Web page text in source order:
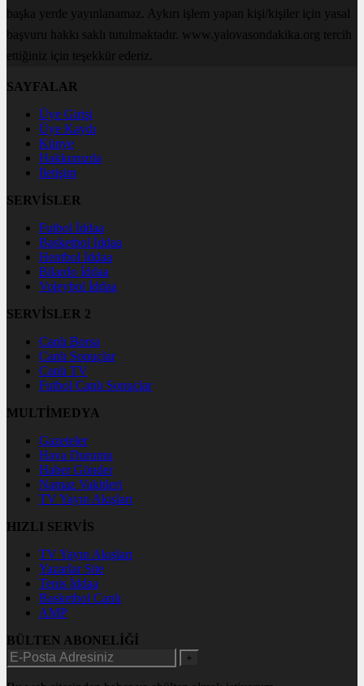
başka yerde yayınlanamaz. Aykırı işlem yapan kişi/kişiler için yasal
başvuru hakkı saklı tutulmaktadır. www.yalovasondakika.org tercih
ettiğiniz için teşekkür ederiz.
SAYFALAR
Üye Girişi
Üye Kaydı
Künye
Hakkımızda
İletişim
SERVİSLER
Futbol İddaa
Basketbol İddaa
Hentbol İddaa
Bilardo İddaa
Voleybol İddaa
SERVİSLER 2
Canlı Borsa
Canlı Sonuçlar
Canlı TV
Futbol Canlı Sonuçlar
MULTİMEDYA
Gazeteler
Hava Durumu
Haber Gönder
Namaz Vakitleri
TV Yayın Akışları
HIZLI SERVİS
TV Yayın Akışları
Yazarlar Site
Tenis İddaa
Basketbol Canlı
AMP
BÜLTEN ABONELİĞİ
+